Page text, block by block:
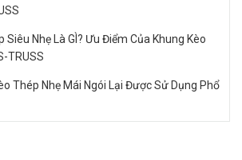
Siêu Nhẹ Là GÌ? Ưu Điểm Của Khung Kèo
TRUSS
Thép Nhẹ Mái Ngói Lại Được Sử Dụng Phổ